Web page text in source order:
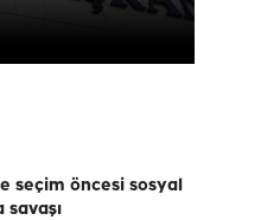
seçim öncesi sosyal
savaşı